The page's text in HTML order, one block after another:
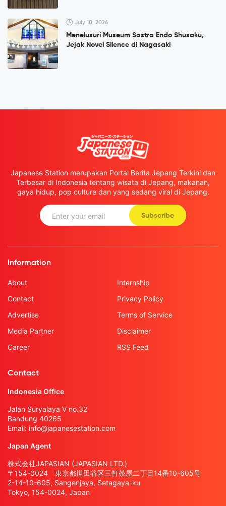
July 10, 2026
Menelusuri Museum Sastra Endō Shūsaku,
Jejak Novel Silence di Nagasaki
Japanese Station merupakan Portal Berita Jepang Terkini dan
Terbesar di Indonesia tentang wisata di Jepang, makanan,
gaya hidup, pop culture dan yang sedang viral di Jepang.
Subscribe
Information
About
Contact
Advertise
Media Partner
Career
Internship
Privacy Policy
Terms of Service
Disclaimer
RSS Feed
Contact
Indonesia Office
Jalan Suryalaya V no.32
Bandung 40265
Email: info@japanesestation.com
Japan Agent
株式会社JAPASIAN (JAPASIAN LTD.)
〒154-0024 東京都世田谷区三軒茶屋二丁目14番10-605号
2-14-10-605, Sangenjaya, Setagaya-ku
Tokyo, 154-0024, Japan